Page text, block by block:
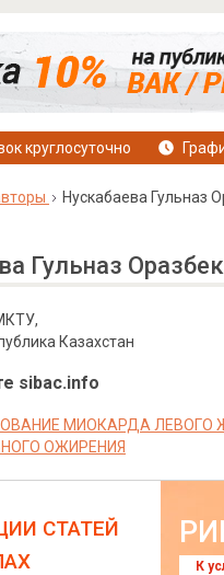
круглосуточно
Нускабаева Гульназ
Гульназ
Казахстан
sibac.info
МИОКАРДА ЛЕВОГО
ОЖИРЕНИЯ
СТАТЕЙ
К